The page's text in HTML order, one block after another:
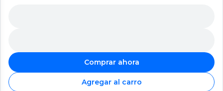
Comprar ahora
Agregar al carro